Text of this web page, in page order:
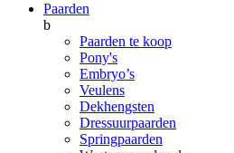
Paarden
b
Paarden te koop
Pony's
Embryo’s
Veulens
Dekhengsten
Dressuurpaarden
Springpaarden